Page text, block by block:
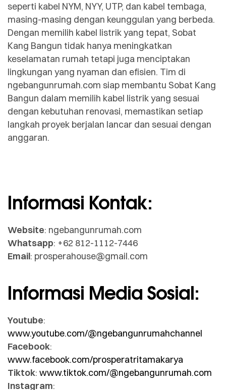
seperti kabel NYM, NYY, UTP, dan kabel tembaga,
masing-masing dengan keunggulan yang berbeda.
Dengan memilih kabel listrik yang tepat, Sobat
Kang Bangun tidak hanya meningkatkan
keselamatan rumah tetapi juga menciptakan
lingkungan yang nyaman dan efisien. Tim di
ngebangunrumah.com siap membantu Sobat Kang
Bangun dalam memilih kabel listrik yang sesuai
dengan kebutuhan renovasi, memastikan setiap
langkah proyek berjalan lancar dan sesuai dengan
anggaran.
Informasi Kontak:
Website: ngebangunrumah.com
Whatsapp: +62 812-1112-7446
Email: prosperahouse@gmail.com
Informasi Media Sosial:
Youtube:
www.youtube.com/@ngebangunrumahchannel
Facebook:
www.facebook.com/prosperatritamakarya
Tiktok: www.tiktok.com/@ngebangunrumah.com
Instagram: